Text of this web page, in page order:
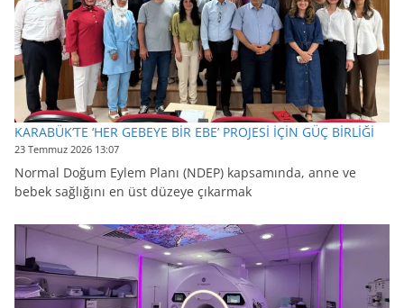
KARABÜK’TE ‘HER GEBEYE BİR EBE’ PROJESİ İÇİN GÜÇ BİRLİĞİ
23 Temmuz 2026 13:07
Normal Doğum Eylem Planı (NDEP) kapsamında, anne ve
bebek sağlığını en üst düzeye çıkarmak